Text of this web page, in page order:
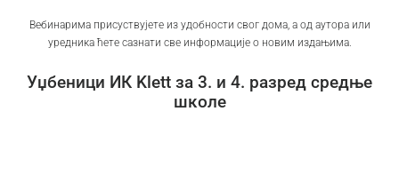
Вебинарима присуствујете из удобности свог дома, а од аутора или
уредника ћете сазнати све информације о новим издањима.
Уџбеници ИК Klett за 3. и 4. разред средње
школе